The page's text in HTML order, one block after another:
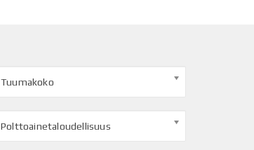
Tuumakoko
Polttoainetaloudellisuus